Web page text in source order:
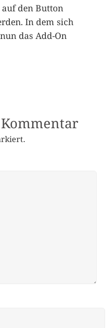
den Button
In dem sich
das Add-On